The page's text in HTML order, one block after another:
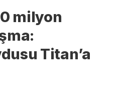
milyon
Titan’a